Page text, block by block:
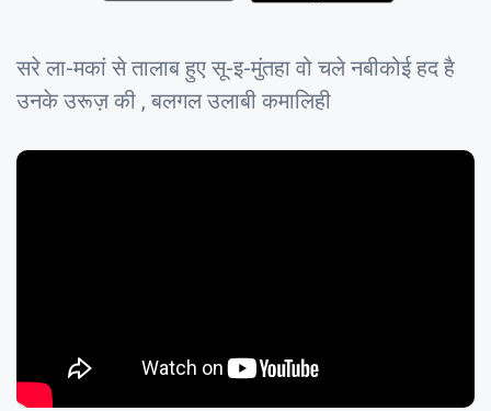
सरे ला-मकां से तालाब हुए सू-इ-मुंतहा वो चले नबीकोई हद है
उनके उरूज़ की , बलगल उलाबी कमालिही